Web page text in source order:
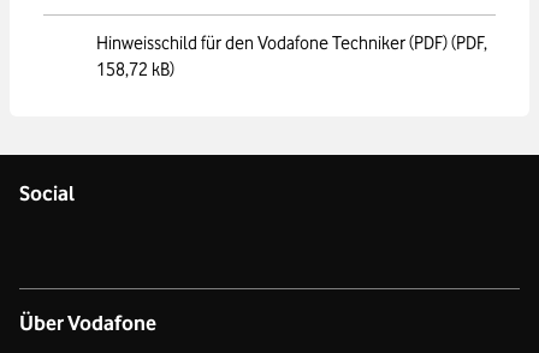
Hinweisschild für den Vodafone Techniker (PDF)(PDF,
158,72 kB)
Social
Über Vodafone